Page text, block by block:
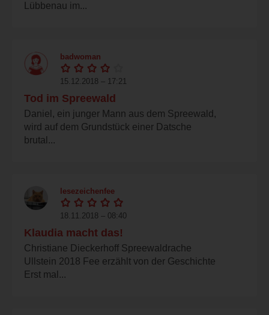
Lübbenau im...
badwoman
15.12.2018 – 17:21
Tod im Spreewald
Daniel, ein junger Mann aus dem Spreewald,
wird auf dem Grundstück einer Datsche
brutal...
lesezeichenfee
18.11.2018 – 08:40
Klaudia macht das!
Christiane Dieckerhoff Spreewaldrache
Ullstein 2018 Fee erzählt von der Geschichte
Erst mal...